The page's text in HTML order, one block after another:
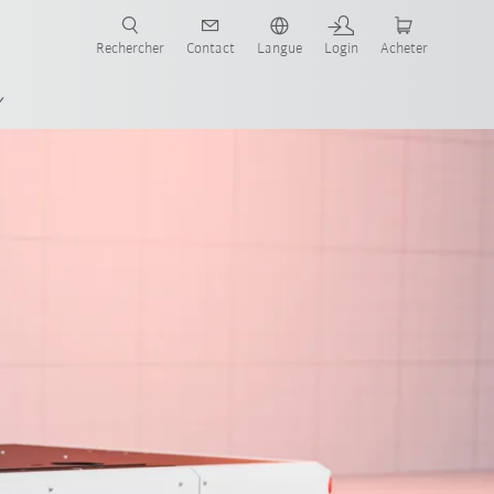
Rechercher Contact Langue Login Acheter